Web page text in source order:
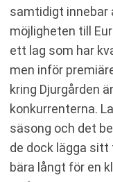
samtidigt innebar
möjligheten till
ett lag som har
men inför
kring Djurgården
konkurrenterna.
säsong och det
de dock lägga sitt
bära långt för en